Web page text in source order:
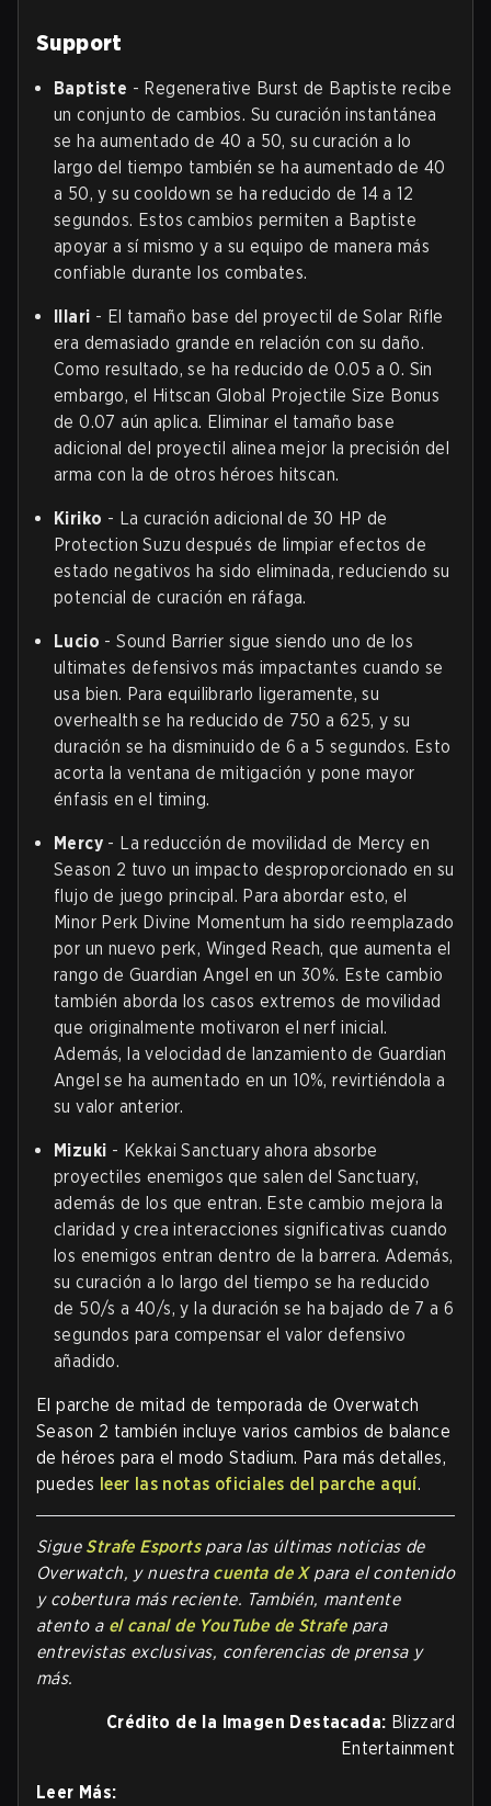
Support
Baptiste - Regenerative Burst de Baptiste recibe
un conjunto de cambios. Su curación instantánea
se ha aumentado de 40 a 50, su curación a lo
largo del tiempo también se ha aumentado de 40
a 50, y su cooldown se ha reducido de 14 a 12
segundos. Estos cambios permiten a Baptiste
apoyar a sí mismo y a su equipo de manera más
confiable durante los combates.
Illari - El tamaño base del proyectil de Solar Rifle
era demasiado grande en relación con su daño.
Como resultado, se ha reducido de 0.05 a 0. Sin
embargo, el Hitscan Global Projectile Size Bonus
de 0.07 aún aplica. Eliminar el tamaño base
adicional del proyectil alinea mejor la precisión del
arma con la de otros héroes hitscan.
Kiriko - La curación adicional de 30 HP de
Protection Suzu después de limpiar efectos de
estado negativos ha sido eliminada, reduciendo su
potencial de curación en ráfaga.
Lucio - Sound Barrier sigue siendo uno de los
ultimates defensivos más impactantes cuando se
usa bien. Para equilibrarlo ligeramente, su
overhealth se ha reducido de 750 a 625, y su
duración se ha disminuido de 6 a 5 segundos. Esto
acorta la ventana de mitigación y pone mayor
énfasis en el timing.
Mercy - La reducción de movilidad de Mercy en
Season 2 tuvo un impacto desproporcionado en su
flujo de juego principal. Para abordar esto, el
Minor Perk Divine Momentum ha sido reemplazado
por un nuevo perk, Winged Reach, que aumenta el
rango de Guardian Angel en un 30%. Este cambio
también aborda los casos extremos de movilidad
que originalmente motivaron el nerf inicial.
Además, la velocidad de lanzamiento de Guardian
Angel se ha aumentado en un 10%, revirtiéndola a
su valor anterior.
Mizuki - Kekkai Sanctuary ahora absorbe
proyectiles enemigos que salen del Sanctuary,
además de los que entran. Este cambio mejora la
claridad y crea interacciones significativas cuando
los enemigos entran dentro de la barrera. Además,
su curación a lo largo del tiempo se ha reducido
de 50/s a 40/s, y la duración se ha bajado de 7 a 6
segundos para compensar el valor defensivo
añadido.
El parche de mitad de temporada de Overwatch
Season 2 también incluye varios cambios de balance
de héroes para el modo Stadium. Para más detalles,
puedes leer las notas oficiales del parche aquí.
Sigue Strafe Esports para las últimas noticias de
Overwatch, y nuestra cuenta de Xpara el contenido
y cobertura más reciente. También, mantente
atento a el canal de YouTube de Strafepara
entrevistas exclusivas, conferencias de prensa y
más.
Crédito de la Imagen Destacada: Blizzard
Entertainment
Leer Más: